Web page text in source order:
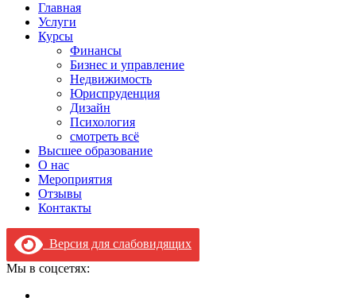
Главная
Услуги
Курсы
Финансы
Бизнес и управление
Недвижимость
Юриспруденция
Дизайн
Психология
смотреть всё
Высшее образование
О нас
Мероприятия
Отзывы
Контакты
Версия для слабовидящих
Мы в соцсетях: